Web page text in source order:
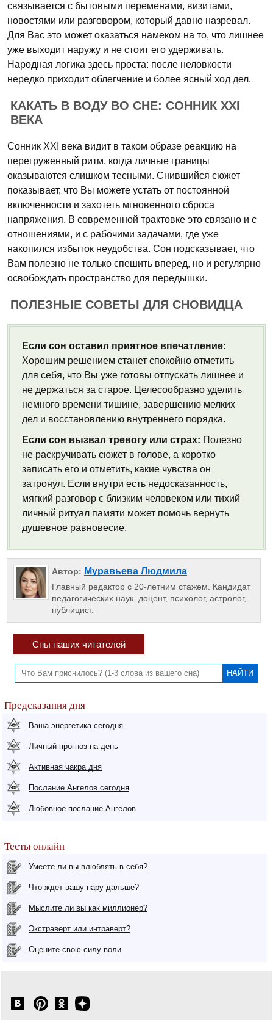
связывается с бытовыми переменами, визитами,
новостями или разговором, который давно назревал.
Для Вас это может оказаться намеком на то, что лишнее
уже выходит наружу и не стоит его удерживать.
Народная логика здесь проста: после неловкости
нередко приходит облегчение и более ясный ход дел.
КАКАТЬ В ВОДУ ВО СНЕ: СОННИК XXI
ВЕКА
Сонник XXI века видит в таком образе реакцию на
перегруженный ритм, когда личные границы
оказываются слишком тесными. Снившийся сюжет
показывает, что Вы можете устать от постоянной
включенности и захотеть мгновенного сброса
напряжения. В современной трактовке это связано и с
отношениями, и с рабочими задачами, где уже
накопился избыток неудобства. Сон подсказывает, что
Вам полезно не только спешить вперед, но и регулярно
освобождать пространство для передышки.
ПОЛЕЗНЫЕ СОВЕТЫ ДЛЯ СНОВИДЦА
Если сон оставил приятное впечатление:
Хорошим решением станет спокойно отметить
для себя, что Вы уже готовы отпускать лишнее и
не держаться за старое. Целесообразно уделить
немного времени тишине, завершению мелких
дел и восстановлению внутреннего порядка.
Если сон вызвал тревогу или страх: Полезно
не раскручивать сюжет в голове, а коротко
записать его и отметить, какие чувства он
затронул. Если внутри есть недосказанность,
мягкий разговор с близким человеком или тихий
личный ритуал памяти может помочь вернуть
душевное равновесие.
Автор: Муравьева Людмила
Главный редактор с 20-летним стажем. Кандидат
педагогических наук, доцент, психолог, астролог,
публицист.
Сны наших читателей
Предсказания дня
Ваша энергетика сегодня
Личный прогноз на день
Активная чакра дня
Послание Ангелов сегодня
Любовное послание Ангелов
Тесты онлайн
Умеете ли вы влюблять в себя?
Что ждет вашу пару дальше?
Мыслите ли вы как миллионер?
Экстраверт или интраверт?
Оцените свою силу воли